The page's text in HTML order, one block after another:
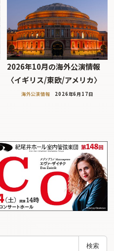
2026年10月の海外公演情報
〈イギリス/東欧/アメリカ〉
海外公演情報 2026年6月17日
検索